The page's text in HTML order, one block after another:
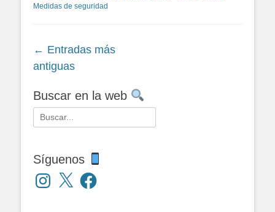
Medidas de seguridad
Navegación
de
entradas
← Entradas más
antiguas
Buscar en la web
Buscar:
Síguenos
Instagram
X Facebook